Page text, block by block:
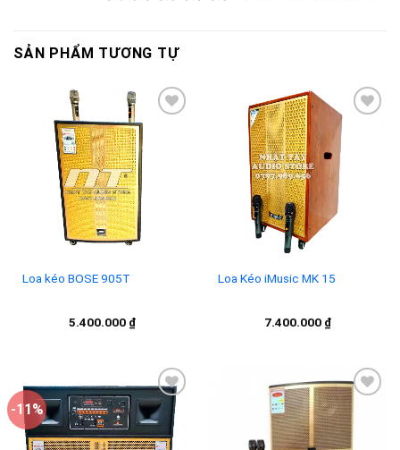
SẢN PHẨM TƯƠNG TỰ
Loa kéo BOSE 905T
5.400.000 ₫
wishlist
Loa Kéo iMusic MK 15
7.400.000 ₫
-11%
Add to
Add to